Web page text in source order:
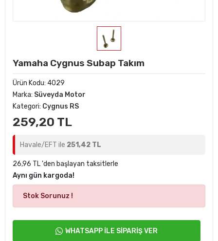
Yamaha Cygnus Subap Takım
Ürün Kodu: 4029
Marka: Süveyda Motor
Kategori: Cygnus RS
259,20 TL
Havale/EFT ile 251,42 TL
26,96 TL 'den başlayan taksitlerle
Aynı gün kargoda!
Stok Sorunuz !
WHATSAPP İLE SİPARİŞ VER